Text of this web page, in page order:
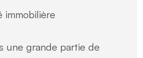
immobilière
une grande partie de